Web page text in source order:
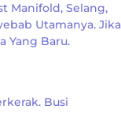
Manifold, Selang,
Utamanya. Jika
Yang Baru.
Busi